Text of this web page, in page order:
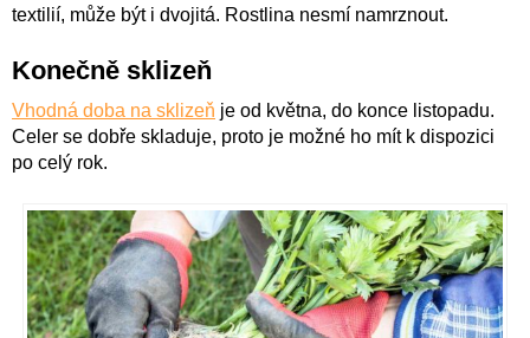
textilií, může být i dvojitá. Rostlina nesmí namrznout.
Konečně sklizeň
Vhodná doba na sklizeň je od května, do konce listopadu.
Celer se dobře skladuje, proto je možné ho mít k dispozici
po celý rok.